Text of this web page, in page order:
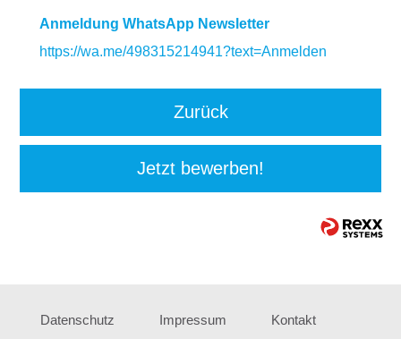
Anmeldung WhatsApp Newsletter
https://wa.me/498315214941?text=Anmelden
Zurück
Jetzt bewerben!
Datenschutz Impressum Kontakt